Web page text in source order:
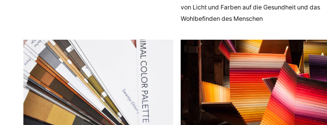
von Licht und Farben auf die Gesundheit und das
Wohlbefinden des Menschen